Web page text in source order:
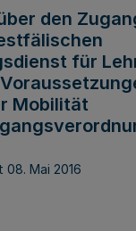
den
für
Mobilität
08. Mai 2016